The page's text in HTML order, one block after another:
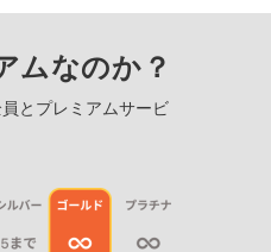
ムなのか？
とプレミアムサービ